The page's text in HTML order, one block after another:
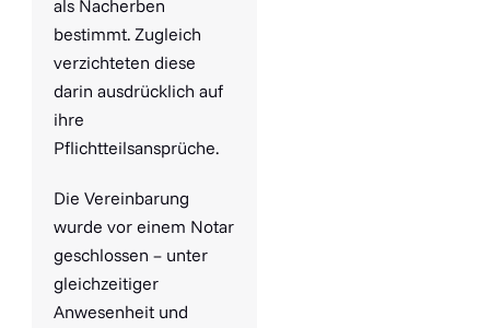
als Nacherben
bestimmt. Zugleich
verzichteten diese
darin ausdrücklich auf
ihre
Pflichtteilsansprüche.
Die Vereinbarung
wurde vor einem Notar
geschlossen – unter
gleichzeitiger
Anwesenheit und